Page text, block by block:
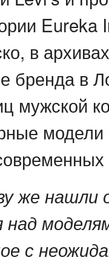
Eureka
в
бренда в
мужской
же нашли
над
с